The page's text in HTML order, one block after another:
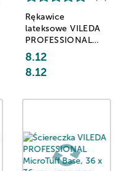
Rękawice
lateksowe VILEDA
PROFESSIONAL
Contract, kat. III,
rozmiar S, żółte
8.12
8.12